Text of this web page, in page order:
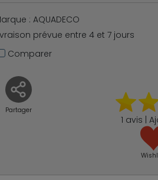
: AQUADECO
prévue entre 4 et 7 jours
Comparer
Partager
1 avis |